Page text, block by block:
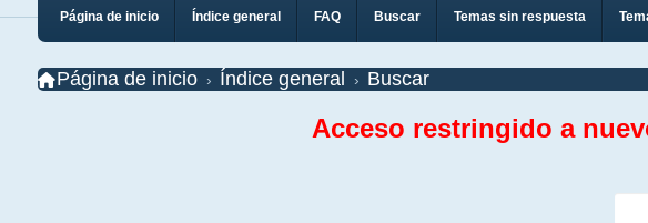
Página de inicio Índice general FAQ Buscar Temas sin respuesta
Página de inicio Índice general Buscar
Acceso restringido a